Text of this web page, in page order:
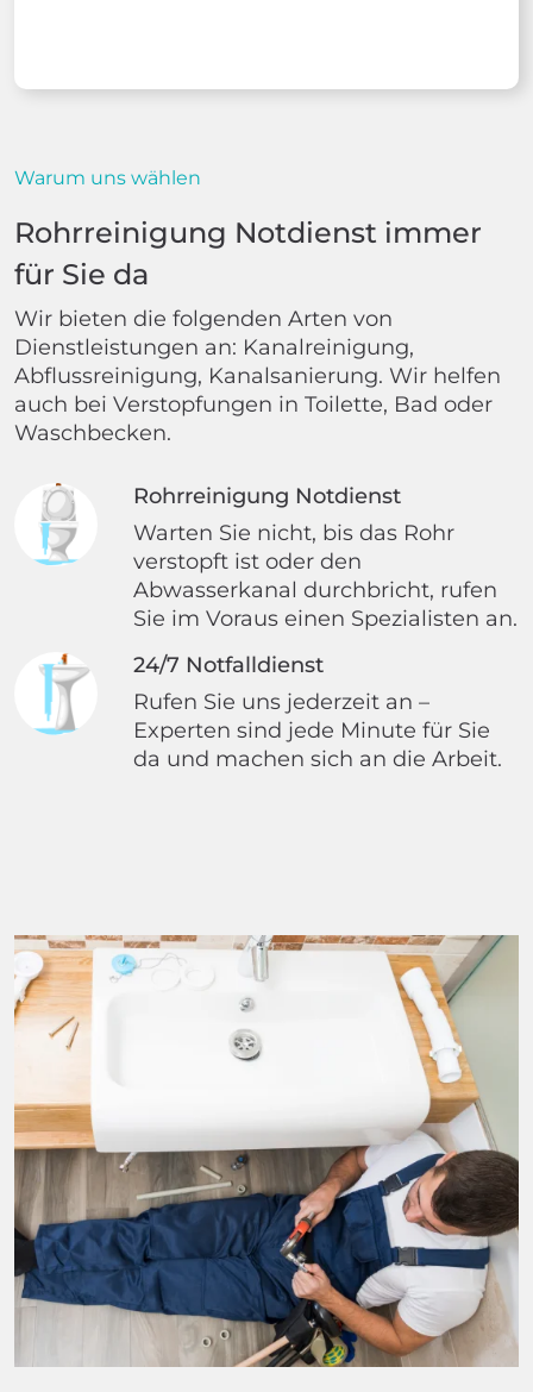
Warum uns wählen
Rohrreinigung Notdienst immer
für Sie da
Wir bieten die folgenden Arten von
Dienstleistungen an: Kanalreinigung,
Abflussreinigung, Kanalsanierung. Wir helfen
auch bei Verstopfungen in Toilette, Bad oder
Waschbecken.
Rohrreinigung Notdienst
Warten Sie nicht, bis das Rohr
verstopft ist oder den
Abwasserkanal durchbricht, rufen
Sie im Voraus einen Spezialisten an.
24/7 Notfalldienst
Rufen Sie uns jederzeit an –
Experten sind jede Minute für Sie
da und machen sich an die Arbeit.